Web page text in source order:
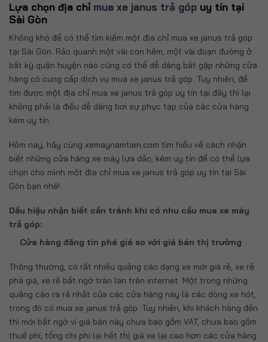
Lựa chọn địa chỉ mua xe janus trả góp uy tín tại
Sài Gòn
Không khó để có thể tìm kiếm một địa chỉ mua xe janus trả góp
tại Sài Gòn. Rảo quanh một vài con hẻm, một vài đoạn đường ở
bất kỳ quận huyện nào cũng có thể dễ dàng bắt gặp những cửa
hàng có cung cấp dịch vụ mua xe janus trả góp. Tuy nhiên, để
tìm được một địa chỉ mua xe janus trả góp uy tín tại đây thì lại
không phải là điều dễ dàng bơi sự phục tạp của các cửa hàng
kém uy tín.
Hôm nay, hãy cùng xemaynamtien.com tìm hiểu về cách nhận
biết những cửa hàng xe máy lựa dảo, kém uy tín để có thể lựa
chọn cho mình một địa chỉ mua xe janus trả góp uy tín tại Sài
Gòn bạn nhé!
Dấu hiệu nhận biết cần tránh khi có nhu cầu mua xe máy
trả góp:
Cửa hàng đăng tin phá giá so với giá bán thị trường
Thông thường, có rất nhiều quảng cáo dạng xe mới giá rẻ, xe rẻ
phá giá, xe rẻ bất ngờ tràn lan trên internet. Một trong những
quảng cáo ra rả nhất của các cửa hàng này là các dòng xe hót,
trong đó có mua xe janus trả góp. Tuy nhiên, khi khách hàng đến
thì mới bất ngờ vì giá bán này chưa bao gồm VAT, chưa bao gồm
thuế phí, tổng chi phi lại hết thị giá xe lại cao hơn các cửa hàng